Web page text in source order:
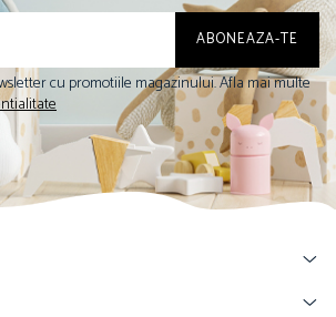
cu promotiile magazinului. Afla mai multe